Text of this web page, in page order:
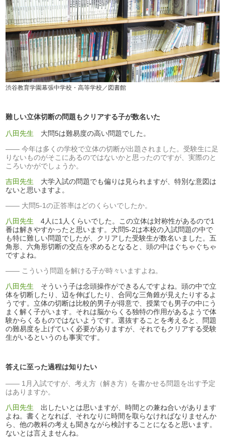
渋谷教育学園幕張中学校・高等学校／図書館
難しい立体切断の問題もクリアする子が数名いた
八田先生 大問5は難易度の高い問題でした。
今年は多くの学校で立体の切断が出題されました。受験生に足
りないものがそこにあるのではないかと思ったのですが、実際のと
ころいかがでしょうか。
吉田先生 大学入試の問題でも偏りは見られますが、特別な意図は
ないと思いますよ。
大問5-1の正答率はどのくらいでしたか。
八田先生 4人に1人くらいでした。この立体は対称性があるので1
番は解きやすかったと思います。大問5-2は本校の入試問題の中で
も特に難しい問題でしたが、クリアした受験生が数名いました。五
角形、六角形切断の交点を求めるとなると、頭の中はぐちゃぐちゃ
ですよね。
こういう問題を解ける子が時々いますよね。
八田先生 そういう子は念頭操作ができるんですよね。頭の中で立
体を切断したり、辺を伸ばしたり、合同な三角錐が見えたりするよ
うです。立体の切断は比較的男子が得意で、授業でも男子の中にう
まく解く子がいます。それは脳からくる独特の作用があるようで体
験からくるものではないようです。選抜することを考えると、問題
の難易度を上げていく必要がありますが、それでもクリアする受験
生がいるというのも事実です。
答えに至った過程は知りたい
1月入試ですが、考え方（解き方）を書かせる問題を出す予定
はありますか。
八田先生 出したいとは思いますが、時間との兼ね合いがあります
よね。書くとなれば、それなりに時間を取らなければなりませんか
ら、他の教科の考えも聞きながら検討することになると思います。
ないとは言えませんね。